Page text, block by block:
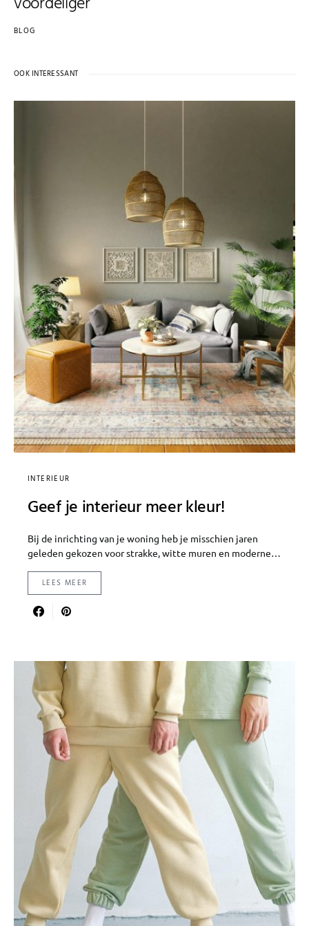
BLOG
OOK INTERESSANT
INTERIEUR
Geef je interieur meer kleur!
Bij de inrichting van je woning heb je misschien jaren
geleden gekozen voor strakke, witte muren en moderne…
LEES MEER